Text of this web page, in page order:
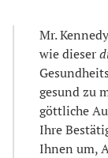
Mr.
wie dieser
gesund zu
göttliche
Ihre
Ihnen um,